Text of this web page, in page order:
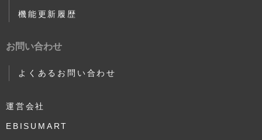
機能更新履歴
お問い合わせ
よくあるお問い合わせ
運営会社
EBISUMART